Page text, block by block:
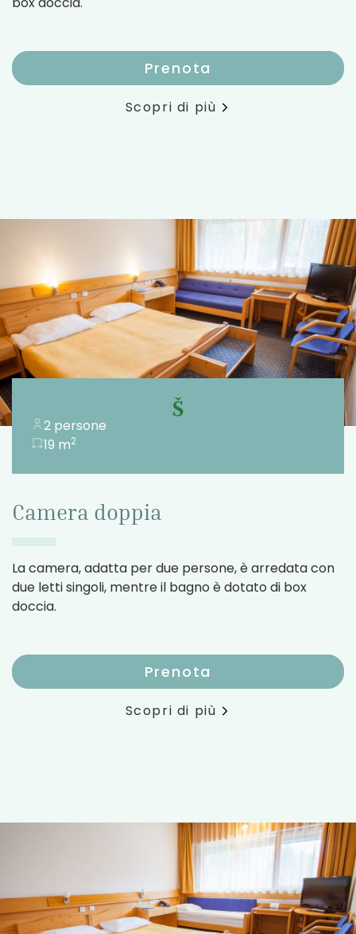
Prenota
Scopri di più
2 persone
19 m2
Camera doppia
La camera, adatta per due persone, è arredata con
due letti singoli, mentre il bagno è dotato di box
doccia.
Prenota
Scopri di più